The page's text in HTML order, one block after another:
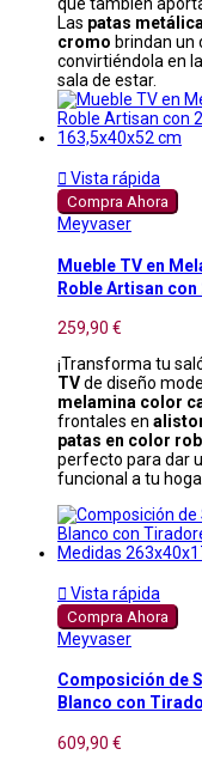
que también
Las patas
cromo brindan un
convirtiéndola en
sala de estar.
 Vista rápida
Compra Ahora
Meyvaser
Mueble TV en
Roble Artisan
259,90 €
¡Transforma tu
TVde diseño
melamina color
frontales en
patas en color
perfecto para dar
funcional a tu
 Vista rápida
Compra Ahora
Meyvaser
Composición de
Blanco con
609,90 €